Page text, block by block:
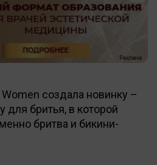
создала новинку –
для бритья, в которой
бритва и бикини-